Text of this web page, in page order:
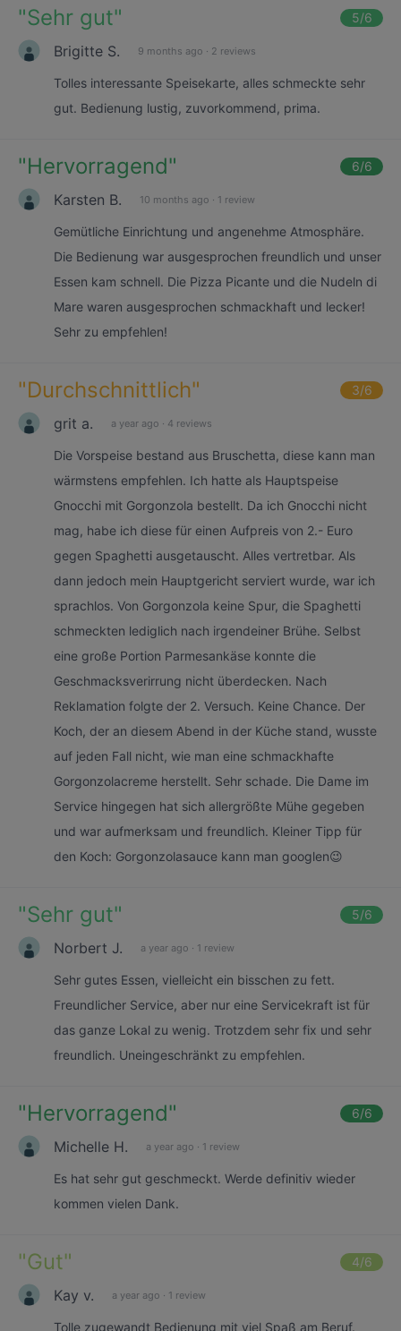
"Sehr gut" 5/6
Brigitte S. 9 months ago · 2 reviews
Tolles interessante Speisekarte, alles schmeckte sehr
gut. Bedienung lustig, zuvorkommend, prima.
"Hervorragend" 6/6
Karsten B. 10 months ago · 1 review
Gemütliche Einrichtung und angenehme Atmosphäre.
Die Bedienung war ausgesprochen freundlich und unser
Essen kam schnell. Die Pizza Picante und die Nudeln di
Mare waren ausgesprochen schmackhaft und lecker!
Sehr zu empfehlen!
"Durchschnittlich" 3/6
grit a. a year ago · 4 reviews
Die Vorspeise bestand aus Bruschetta, diese kann man
wärmstens empfehlen. Ich hatte als Hauptspeise
Gnocchi mit Gorgonzola bestellt. Da ich Gnocchi nicht
mag, habe ich diese für einen Aufpreis von 2.- Euro
gegen Spaghetti ausgetauscht. Alles vertretbar. Als
dann jedoch mein Hauptgericht serviert wurde, war ich
sprachlos. Von Gorgonzola keine Spur, die Spaghetti
schmeckten lediglich nach irgendeiner Brühe. Selbst
eine große Portion Parmesankäse konnte die
Geschmacksverirrung nicht überdecken. Nach
Reklamation folgte der 2. Versuch. Keine Chance. Der
Koch, der an diesem Abend in der Küche stand, wusste
auf jeden Fall nicht, wie man eine schmackhafte
Gorgonzolacreme herstellt. Sehr schade. Die Dame im
Service hingegen hat sich allergrößte Mühe gegeben
und war aufmerksam und freundlich. Kleiner Tipp für
den Koch: Gorgonzolasauce kann man googlen😉
"Sehr gut" 5/6
Norbert J. a year ago · 1 review
Sehr gutes Essen, vielleicht ein bisschen zu fett.
Freundlicher Service, aber nur eine Servicekraft ist für
das ganze Lokal zu wenig. Trotzdem sehr fix und sehr
freundlich. Uneingeschränkt zu empfehlen.
"Hervorragend" 6/6
Michelle H. a year ago · 1 review
Es hat sehr gut geschmeckt. Werde definitiv wieder
kommen vielen Dank.
"Gut" 4/6
Kay v. a year ago · 1 review
Tolle zugewandt Bedienung mit viel Spaß am Beruf.